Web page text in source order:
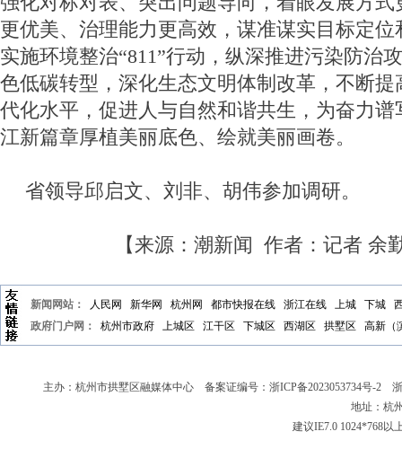
更优美、治理能力更高效，谋准谋实目标定
实施环境整治“811”行动，纵深推进污染防治
色低碳转型，深化生态文明体制改革，不断
代化水平，促进人与自然和谐共生，为奋力
江新篇章厚植美丽底色、绘就美丽画卷。
省领导邱启文、刘非、胡伟参加调研。
【来源：潮新闻 作者：记者 余
新闻网站： 人民网 新华网 杭州网 都市快报在线 浙江在线 上城 下城
政府门户网：
杭州市政府 上城区 江干区 下城区 西湖区 拱墅区 高新（
主办：杭州市拱墅区融媒体中心 备案证编号： 浙ICP备2023053734号-2 浙
地址：杭
建议IE7.0 1024*768